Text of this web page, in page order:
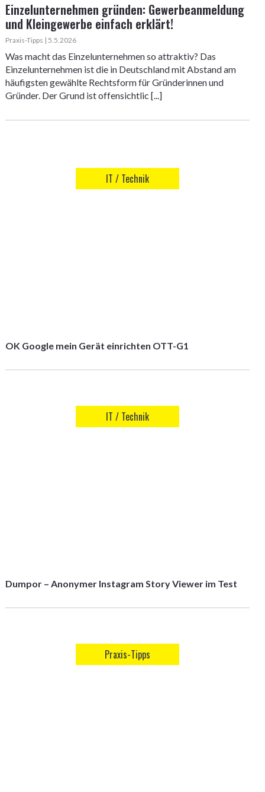
Einzelunternehmen gründen: Gewerbeanmeldung
und Kleingewerbe einfach erklärt!
Praxis-Tipps | 5.5.2026
Was macht das Einzelunternehmen so attraktiv? Das
Einzelunternehmen ist die in Deutschland mit Abstand am
häufigsten gewählte Rechtsform für Gründerinnen und
Gründer. Der Grund ist offensichtlic [...]
IT / Technik
OK Google mein Gerät einrichten OTT-G1
IT / Technik
Dumpor – Anonymer Instagram Story Viewer im Test
Praxis-Tipps